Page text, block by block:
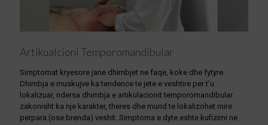
Artikualcioni Temporomandibular
Simptomat kryesore jane dhimbjet ne faqe, koke dhe fytyre.
Dhimbja e muskujve ka tendence te jete e veshtire per t’u
lokalizuar, ndersa dhimbja e artikulacionit temporomandibular
zakonisht ka nje karakter, theres dhe mund te lokalizohet mire
perpara (ose brenda) veshit. Simptoma e dyte eshte kufizimi ne